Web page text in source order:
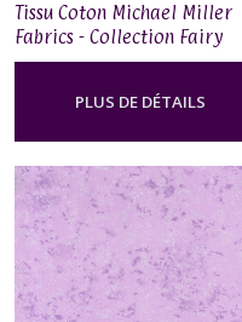
Tissu Coton Michael Miller
Fabrics - Collection Fairy
Frost - Cherry
PLUS DE DÉTAILS